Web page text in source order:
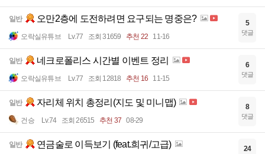
일반 오만2층에 도전하려면 요구되는 명중은?
오락실유튜브 Lv.77 조회 31659 추천 22 11-16
5
댓글
일반 네크로폴리스 시간별 이벤트 정리
오락실유튜브 Lv.77 조회 12818 추천 16 11-15
6
댓글
일반 자리체 위치 총정리(지도 및 미니맵)
건승 Lv.74 조회 26515 추천 37 08-29
8
댓글
일반 연금술로 이득보기 (feat.희귀/고급) 24